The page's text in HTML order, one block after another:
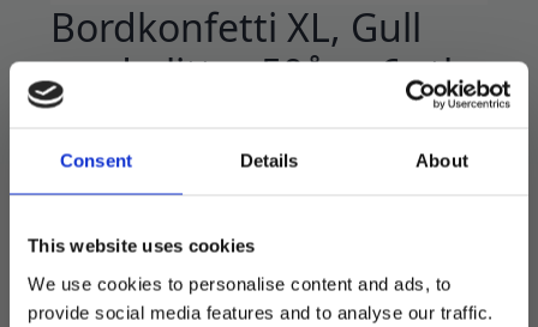
Consent Details About
This website uses cookies
We use cookies to personalise content and ads, to
provide social media features and to analyse our traffic.
Bordkonfetti XL, Gull
med glitter 50år – 6 stk
Super fin stor bordkonfetti i gull med glitter,
med tallet 50.
Bordkonfettien måler 6.5 x 7.5 cm
På lager